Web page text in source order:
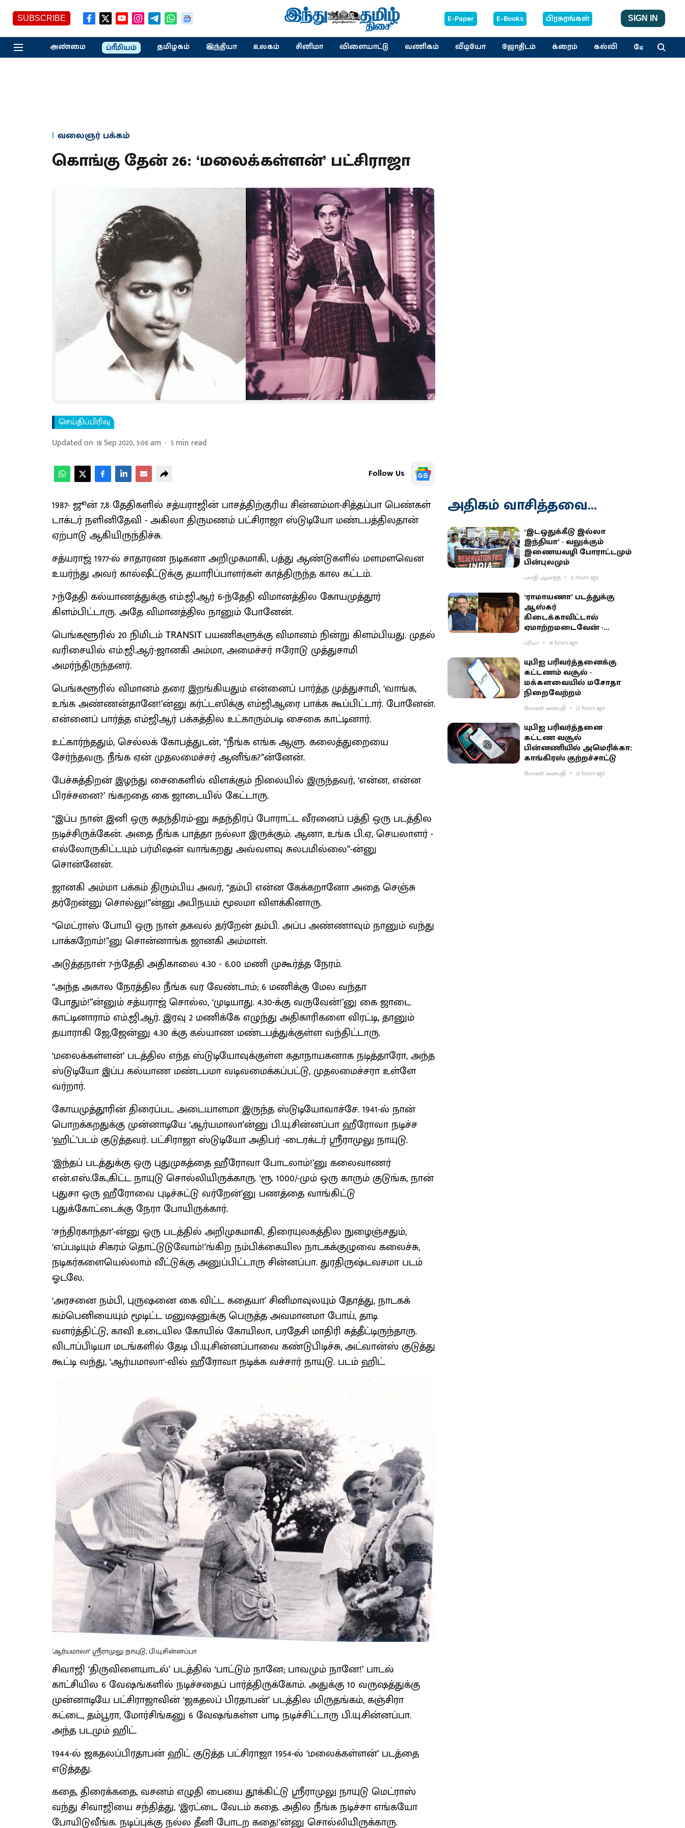
SUBSCRIBE E-Paper E-Books பிரசுரங்கள் SIGN IN
அண்மை ப்ரீமியம் தமிழகம் இந்தியா உலகம் சினிமா விளையாட்டு வணிகம் வீடியோ ஜோதிடம் க்ரைம் கல்வி மேலும்
வலைஞர் பக்கம்
கொங்கு தேன் 26: ‘மலைக்கள்ளன்’ பட்சிராஜா
செய்திப்பிரிவு
Updated on:18 Sep 2020, 5:06 am 5min read
Follow Us
1987- ஜூன் 7,8 தேதிகளில் சத்யராஜின் பாசத்திற்குரிய சின்னம்மா-சித்தப்பா பெண்கள்
டாக்டர் நளினிதேவி - அகிலா திருமணம் பட்சிராஜா ஸ்டுடியோ மண்டபத்திலதான்
ஏற்பாடு ஆகியிருந்திச்சு.
சத்யராஜ் 1977-ல் சாதாரண நடிகனா அறிமுகமாகி, பத்து ஆண்டுகளில் மளமளவென
உயர்ந்து அவர் கால்ஷீட்டுக்கு தயாரிப்பாளர்கள் காத்திருந்த கால கட்டம்.
7-ந்தேதி கல்யாணத்துக்கு எம்.ஜி.ஆர் 6-ந்தேதி விமானத்தில கோயமுத்தூர்
கிளம்பிட்டாரு. அதே விமானத்தில நானும் போனேன்.
பெங்களூரில் 20 நிமிடம் TRANSIT பயணிகளுக்கு விமானம் நின்று கிளம்பியது. முதல்
வரிசையில் எம்.ஜி.ஆர்-ஜானகி அம்மா, அமைச்சர் ஈரோடு முத்துசாமி
அமர்ந்திருந்தனர்.
பெங்களூரில் விமானம் தரை இறங்கியதும் என்னைப் பார்த்த முத்துசாமி, ‘வாங்க,
உங்க அண்ணன்தானே!’ன்னு கர்ட்டஸிக்கு எம்ஜிஆரை பாக்க கூப்பிட்டார். போனேன்.
என்னைப் பார்த்த எம்ஜிஆர் பக்கத்தில உட்காரும்படி சைகை காட்டினார்.
உட்கார்ந்ததும், செல்லக் கோபத்துடன், ‘‘நீங்க எங்க ஆளு. கலைத்துறையை
சேர்ந்தவரு. நீங்க ஏன் முதலமைச்சர் ஆனீங்க?’’ன்னேன்.
பேச்சுத்திறன் இழந்து சைகைளில் விளக்கும் நிலையில் இருந்தவர், ‘என்ன, என்ன
பிரச்சனை?’ ங்கறதை கை ஜாடையில் கேட்டாரு.
‘‘இப்ப நான் இனி ஒரு சுதந்திரம்-னு சுதந்திரப் போராட்ட வீரனைப் பத்தி ஒரு படத்தில
நடிச்சிருக்கேன். அதை நீங்க பாத்தா நல்லா இருக்கும். ஆனா, உங்க பி.ஏ, செயலாளர் -
எல்லோருகிட்டயும் பர்மிஷன் வாங்கறது அவ்வளவு சுலபமில்லை’’-ன்னு
சொன்னேன்.
ஜானகி அம்மா பக்கம் திரும்பிய அவர், ‘‘தம்பி என்ன கேக்கறானோ அதை செஞ்சு
தர்றேன்னு சொல்லு!’’ன்னு அபிநயம் மூலமா விளக்கினாரு.
‘‘மெட்ராஸ் போயி ஒரு நாள் தகவல் தர்றேன் தம்பி. அப்ப அண்ணாவும் நானும் வந்து
பாக்கறோம்!’’னு சொன்னாங்க ஜானகி அம்மாள்.
அடுத்தநாள் 7-ந்தேதி அதிகாலை 4.30 - 6.00 மணி முகூர்த்த நேரம்.
‘‘அந்த அகால நேரத்தில நீங்க வர வேண்டாம்; 6 மணிக்கு மேல வந்தா
போதும்!’’ன்னும் சத்யராஜ் சொல்ல, ‘முடியாது. 4.30-க்கு வருவேன்!’னு கை ஜாடை
காட்டினாராம் எம்.ஜி.ஆர். இரவு 2 மணிக்கே எழுந்து அதிகாரிகளை விரட்டி, தானும்
தயாராகி ஜே,ஜேன்னு 4.30 க்கு கல்யாண மண்டபத்துக்குள்ள வந்திட்டாரு.
‘மலைக்கள்ளன்’ படத்தில எந்த ஸ்டுடியோவுக்குள்ள கதாநாயகனாக நடித்தாரோ, அந்த
ஸ்டுடியோ இப்ப கல்யாண மண்டபமா வடிவமைக்கப்பட்டு, முதலமைச்சரா உள்ளே
வர்றார்.
கோயமுத்தூரின் திரைப்பட அடையாளமா இருந்த ஸ்டுடியோவாச்சே. 1941-ல் நான்
பொறக்கறதுக்கு முன்னாடியே ‘ஆர்யமாலா’ன்னு பி.யு.சின்னப்பா ஹீரோவா நடிச்ச
‘ஹிட்’படம் குடுத்தவர். பட்சிராஜா ஸ்டுடியோ அதிபர் -டைரக்டர் ஸ்ரீராமுலு நாயுடு.
‘இந்தப் படத்துக்கு ஒரு புதுமுகத்தை ஹீரோவா போடலாம்!’னு கலைவாணர்
என்.எஸ்.கே.,கிட்ட நாயுடு சொல்லியிருக்காரு. ‘ரூ. 1000/-மும் ஒரு காரும் குடுங்க, நான்
புதுசா ஒரு ஹீரோவை புடிச்சுட்டு வர்றேன்’னு பணத்தை வாங்கிட்டு
புதுக்கோட்டைக்கு நேரா போயிருக்கார்.
‘சந்திரகாந்தா’-ன்னு ஒரு படத்தில் அறிமுகமாகி, திரையுலகத்தில நுழைஞ்சதும்,
‘எப்படியும் சிகரம் தொட்டுடுவோம்!’ங்கிற நம்பிக்கையில நாடகக்குழுவை கலைச்சு,
நடிகர்களையெல்லாம் வீட்டுக்கு அனுப்பிட்டாரு சின்னப்பா. துரதிருஷ்டவசமா படம்
ஓடலே.
‘அரசனை நம்பி, புருஷனை கை விட்ட கதையா’ சினிமாவுலயும் தோத்து, நாடகக்
கம்பெனியையும் மூடிட்ட மனுஷனுக்கு பெருத்த அவமானமா போய், தாடி
வளர்த்திட்டு, காவி உடையில கோயில் கோயிலா, பரதேசி மாதிரி சுத்தீட்டிருந்தாரு.
விடாப்பிடியா மடங்களில் தேடி பி.யு.சின்னப்பாவை கண்டுபிடிச்சு, அட்வான்ஸ் குடுத்து
கூட்டி வந்து, ‘ஆர்யமாலா‘-வில் ஹீரோவா நடிக்க வச்சார் நாயுடு. படம் ஹிட்.
‘ஆர்யமாலா’ ஸ்ரீராமுலு நாயுடு, பி.யு.சின்னப்பா
சிவாஜி ‘திருவிளையாடல்’ படத்தில் ‘பாட்டும் நானே; பாவமும் நானே!’ பாடல்
காட்சியில 6 வேஷங்களில் நடிச்சதைப் பார்த்திருக்கோம். அதுக்கு 10 வருஷத்துக்கு
முன்னாடியே பட்சிராஜாவின் ‘ஜகதலப் பிரதாபன்’ படத்தில மிருதங்கம், கஞ்சிரா
கட்டை, தம்பூரா, மோர்சிங்கனு 6 வேஷங்கள்ள பாடி நடிச்சிட்டாரு பி.யு.சின்னப்பா.
அந்த படமும் ஹிட்.
1944-ல் ஜகதலப்பிரதாபன் ஹிட் குடுத்த பட்சிராஜா 1954-ல் ‘மலைக்கள்ளன்’ படத்தை
எடுத்தது.
கதை, திரைக்கதை, வசனம் எழுதி பையை தூக்கிட்டு ஸ்ரீராமுலு நாயுடு மெட்ராஸ்
வந்து சிவாஜியை சந்தித்து, ‘இரட்டை வேடம் கதை. அதில நீங்க நடிச்சா எங்கயோ
போயிடுவீங்க. நடிப்புக்கு நல்ல தீனி போடற கதை!’ன்னு சொல்லியிருக்காரு.
அதிகம் வாசித்தவை...
‘இடஒதுக்கீடு இல்லா
இந்தியா’ - வலுக்கும்
இணையவழி போராட்டமும்
பின்புலமும்
பாரதி ஆனந்த் 21 hours ago
‘ராமாயணா’ படத்துக்கு
ஆஸ்கர்
கிடைக்காவிட்டால்
ஏமாற்றமடைவேன் -
மகாராஷ்டிர முதல்வர்
பகிர்வு
ப்ரியா 18 hours ago
யுபிஐ பரிவர்த்தனைக்கு
கட்டணம் வசூல் -
மக்களவையில் மசோதா
நிறைவேற்றம்
மோகன் கணபதி 23 hours ago
யுபிஐ பரிவர்த்தனை
கட்டண வசூல்
பின்னணியில் அமெரிக்கா:
காங்கிரஸ் குற்றச்சாட்டு
மோகன் கணபதி 22 hours ago